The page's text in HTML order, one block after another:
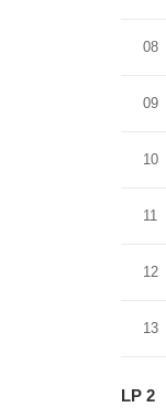
08
09
10
11
12
13
LP 2